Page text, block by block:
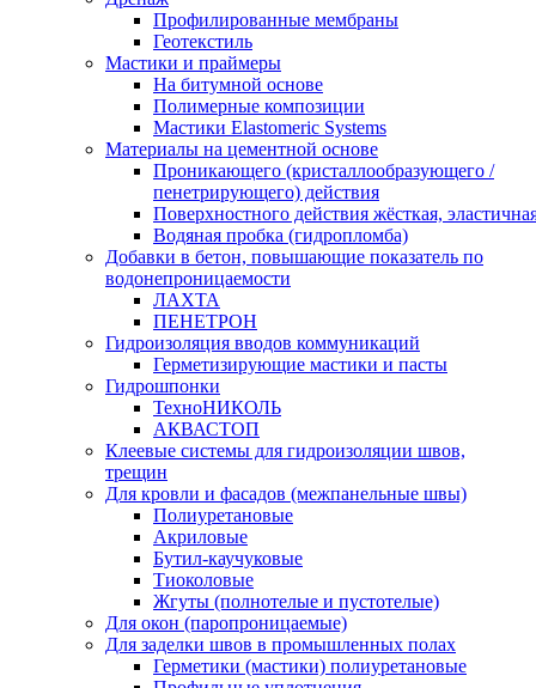
Профилированные мембраны
Геотекстиль
Мастики и праймеры
На битумной основе
Полимерные композиции
Мастики Elastomeric Systems
Материалы на цементной основе
Проникающего (кристаллообразующего /
пенетрирующего) действия
Поверхностного действия жёсткая,
Водяная пробка (гидропломба)
Добавки в бетон, повышающие показатель по
водонепроницаемости
ЛАХТА
ПЕНЕТРОН
Гидроизоляция вводов коммуникаций
Герметизирующие мастики и пасты
Гидрошпонки
ТехноНИКОЛЬ
АКВАСТОП
Клеевые системы для гидроизоляции швов,
трещин
Для кровли и фасадов (межпанельные швы)
Полиуретановые
Акриловые
Бутил-каучуковые
Тиоколовые
Жгуты (полнотелые и пустотелые)
Для окон (паропроницаемые)
Для заделки швов в промышленных полах
Герметики (мастики) полиуретановые